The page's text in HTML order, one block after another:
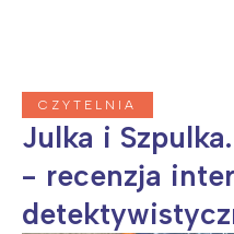
CZYTELNIA
Julka i
- recenzja